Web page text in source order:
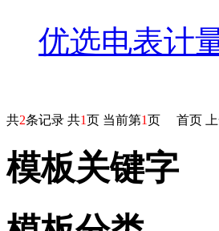
优选电表计
共2条记录 共1页 当前第1页 首页
模板关键字